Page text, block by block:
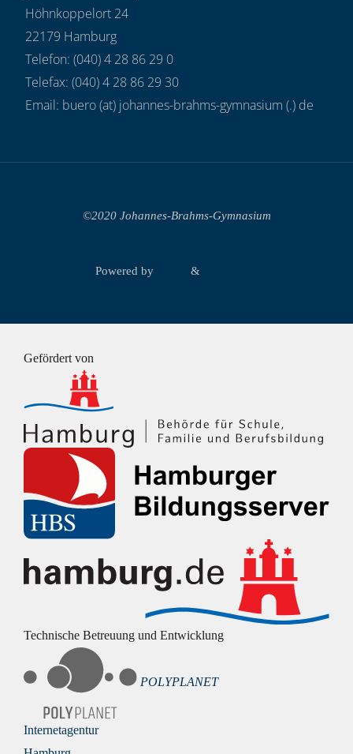
Höhnkoppelort 24
22179 Hamburg
Telefon: (040) 4 28 86 29 0
Telefax: (040) 4 28 86 29 30
Email: buero (at) johannes-brahms-gymnasium (.) de
©2020 Johannes-Brahms-Gymnasium
Powered byFluida &
Gefördert von
Technische Betreuung und Entwicklung
POLYPLANET
Internetagentur